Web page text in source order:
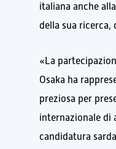
italiana anche
della sua ricerca,
«La
Osaka ha
preziosa per
internazionale di
candidatura